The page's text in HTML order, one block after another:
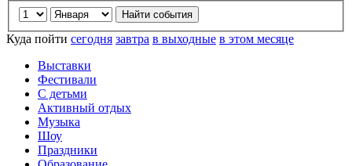
Куда пойти сегодня завтра в выходные в этом месяце
Выставки
Фестивали
С детьми
Активный отдых
Музыка
Шоу
Праздники